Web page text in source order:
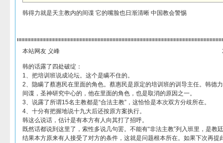
韩得力就是天主教内的间谍 它的嘴脸也日渐清晰 中国教会警惕
本站网友 义峰
韩的话露了四处破绽：
1、把培训班说成论坛。这个是瞒不住的。
2、隐瞒了蔡惠民在里面的角色。蔡惠民是原定的培训班的训导主任。韩德
间谍，圣神研究中心的，他在里面的角色，也是取消的原因之一。
3、说露了所谓15名主教都是“合法主教”，这恰恰是本次双方分歧所在。
4、十分有把握地说十九大后还按原方案执行。
韩这么说话，估计是有本方有人向其打了招呼。
既然话都说到这里了，索性多说几句罢。不能有“非法主教”列入班里，是教
结果本方原来有人接受了对方的条件，这就是问题根本所在。如果下次再提